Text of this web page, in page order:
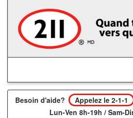
contenu
principal
Besoin d'aide? Appelez le 2-1-1
Lun-Ven 8h-19h / Sam-